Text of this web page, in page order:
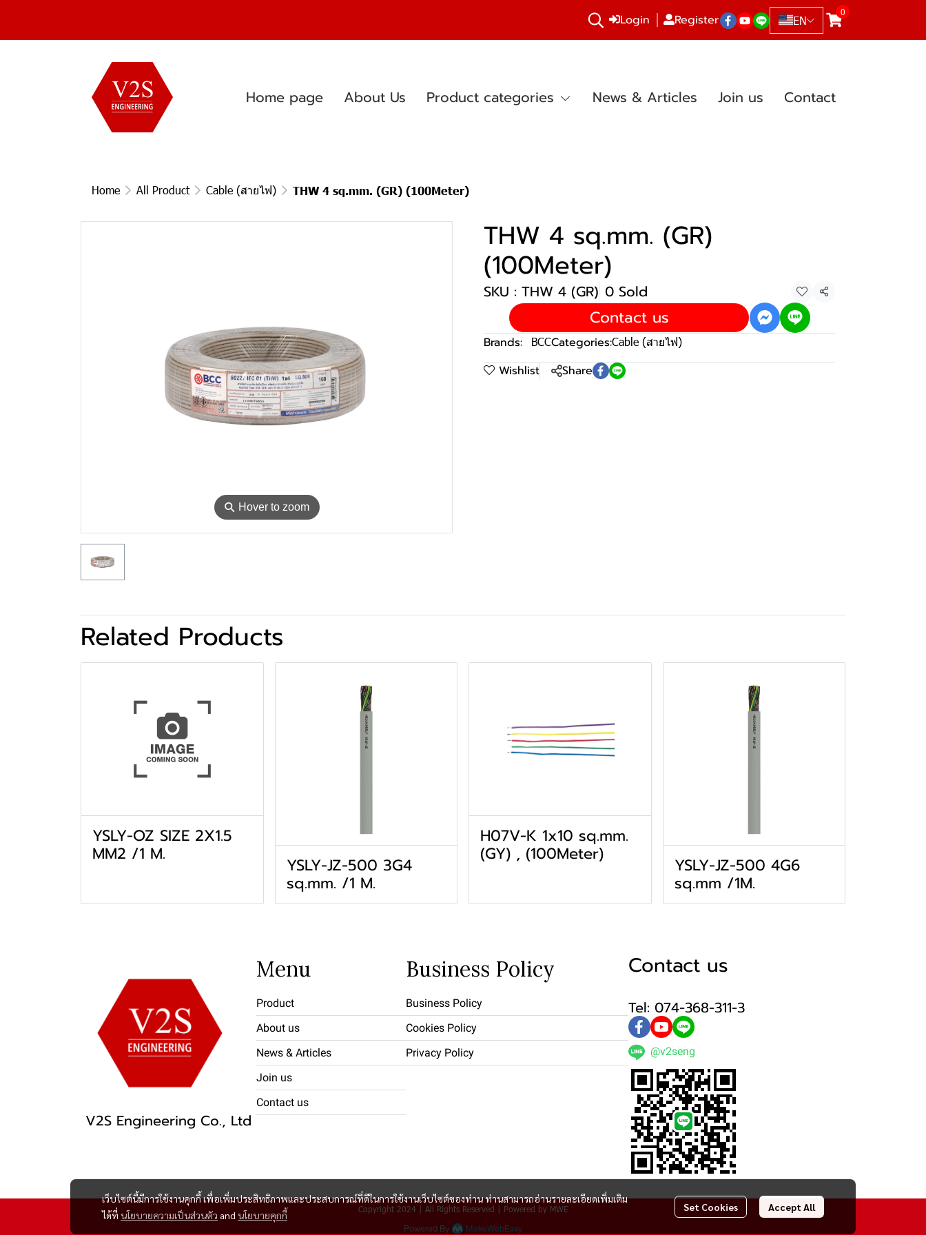
Login Register EN
0
Home page About Us Product categories News & Articles Join us Contact
Home All Product Cable (สายไฟ) THW 4 sq.mm. (GR) (100Meter)
⚲ Hover to zoom
THW 4 sq.mm. (GR)
(100Meter)
SKU : THW 4 (GR) 0 Sold
Share
Contact us
Brands: BCCCategories:Cable (สายไฟ)
Wishlist Share
Related Products
YSLY-OZ SIZE 2X1.5
MM2 /1 M.
YSLY-JZ-500 3G4
sq.mm. /1 M.
H07V-K 1x10 sq.mm.
(GY) , (100Meter)
YSLY-JZ-500 4G6
sq.mm /1M.
เว็บไซต์นี้มีการใช้งานคุกกี้ เพื่อเพิ่มประสิทธิภาพและประสบการณ์ที่ดีในการใช้งานเว็บไซต์ของท่าน ท่านสามารถอ่านรายละเอียดเพิ่มเติม
ได้ที่ นโยบายความเป็นส่วนตัว and นโยบายคุกกี้
Set Cookies Accept All
V2S Engineering Co., Ltd
Menu
Product
About us
News & Articles
Join us
Contact us
Business Policy
Business Policy
Cookies Policy
Privacy Policy
Contact us
Tel: 074-368-311-3
@v2seng
Copyright 2024 | All Rights Reserved | Powered by MWE
Powered By MakeWebEasy